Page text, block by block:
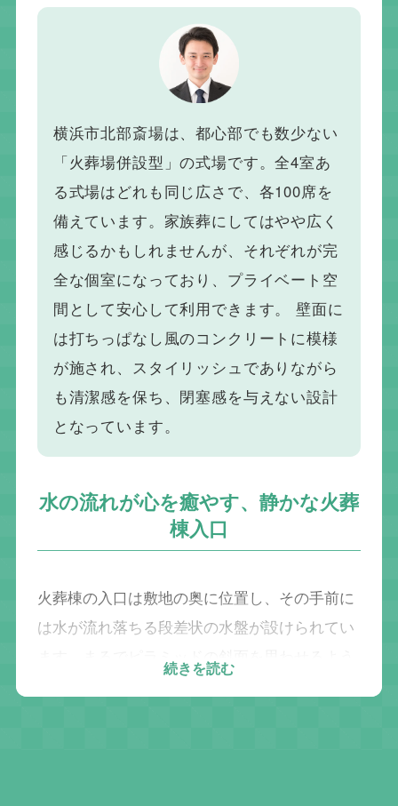
横浜市北部斎場は、都心部でも数少ない
「火葬場併設型」の式場です。全4室あ
る式場はどれも同じ広さで、各100席を
備えています。家族葬にしてはやや広く
感じるかもしれませんが、それぞれが完
全な個室になっており、プライベート空
間として安心して利用できます。 壁面に
は打ちっぱなし風のコンクリートに模様
が施され、スタイリッシュでありながら
も清潔感を保ち、閉塞感を与えない設計
となっています。
水の流れが心を癒やす、静かな火葬
棟入口
火葬棟の入口は敷地の奥に位置し、その手前に
は水が流れ落ちる段差状の水盤が設けられてい
続きを読む